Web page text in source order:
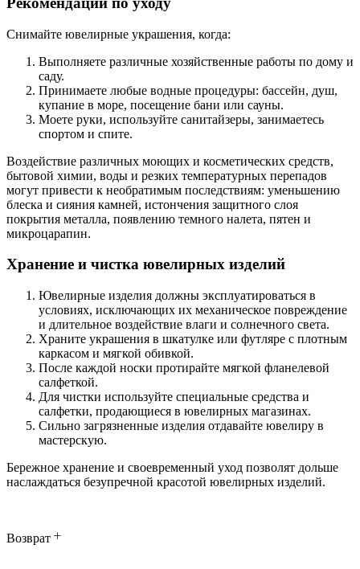
Снимайте ювелирные украшения, когда:
Выполняете различные хозяйственные работы по дому и
саду.
Принимаете любые водные процедуры: бассейн, душ,
купание в море, посещение бани или сауны.
Моете руки, используйте санитайзеры, занимаетесь
спортом и спите.
Воздействие различных моющих и косметических средств,
бытовой химии, воды и резких температурных перепадов
могут привести к необратимым последствиям: уменьшению
блеска и сияния камней, истончения защитного слоя
покрытия металла, появлению темного налета, пятен и
микроцарапин.
Хранение и чистка ювелирных изделий
Ювелирные изделия должны эксплуатироваться в
условиях, исключающих их механическое повреждение
и длительное воздействие влаги и солнечного света.
Храните украшения в шкатулке или футляре с плотным
каркасом и мягкой обивкой.
После каждой носки протирайте мягкой фланелевой
салфеткой.
Для чистки используйте специальные средства и
салфетки, продающиеся в ювелирных магазинах.
Сильно загрязненные изделия отдавайте ювелиру в
мастерскую.
Бережное хранение и своевременный уход позволят дольше
наслаждаться безупречной красотой ювелирных изделий.
Возврат